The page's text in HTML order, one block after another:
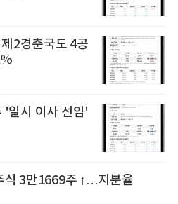
2경춘국도 4공
'일시 이사 선임'
1669주 ↑…지분율